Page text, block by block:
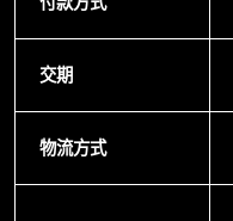
交期
物流方式